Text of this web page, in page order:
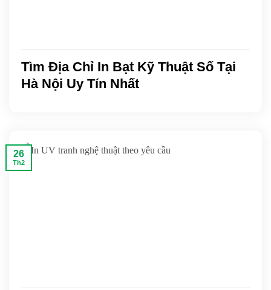
Tìm Địa Chỉ In Bạt Kỹ Thuật Số Tại
Hà Nội Uy Tín Nhất
26
Th2